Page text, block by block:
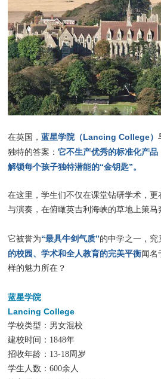
在英国，蓝星学院（Lancing College）
独特的答案：它不生产优秀的标准化产
解锁每个孩子独特潜能的“金钥匙”。
在这里，学生们不仅在课堂钻研学术，
与演奏，在俯瞰英吉利海峡的草地上策马
它被誉为“最具牛剑气质”的中学之一，
的校园、学术和全人教育的完美平衡闻名
样的魅力所在？
蓝星学院
Lancing College
学校类型：男女混校
建校时间：1848年
招收年龄：13-18周岁
学生人数：600余人